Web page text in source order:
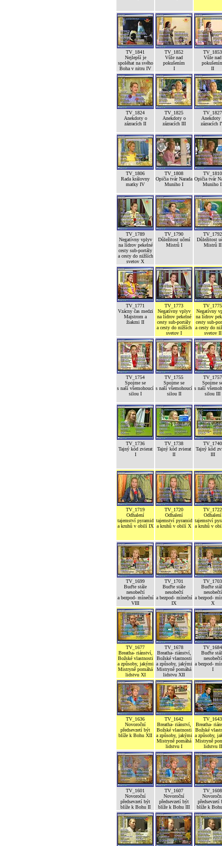
TV_1841
Nejlepší je
spoléhat na svého
Boha v nitru IV
TV_1852
Vůle nad
pokušením
I
TV_1853
Vůle nad
II
TV_1824
Anekdoty o
zázracích II
TV_1825
Anekdoty o
zázracích III
TV_1827
Anekdoty
zázracích
TV_1806
Rada královny
matky IV
TV_1808
Opičia tvár Narada
Muniho I
TV_1810
Opičia tvár
Muniho
TV_1789
Negatívny vplyv
na lídrov pekelné
cesty sub-portály
a cesty do nižších
svetov X
TV_1790
Důležitost učení
Mistrů I
TV_1792
Důležitost
Mistrů II
TV_1771
Vzácny čas medzi
Majstrom a
žiakmi II
TV_1773
Negatívny vplyv
na lídrov pekelné
cesty sub-portály
a cesty do nižších
svetov I
TV_1775
Negatívny
na lídrov
cesty sub-
a cesty do
svetov II
TV_1754
Spojme se
s naší všemohoucí
silou I
TV_1755
Spojme se
s naší všemohoucí
silou II
TV_1757
Spojme
s naší
silou III
TV_1736
Tajný kód zvierat
I
TV_1738
Tajný kód zvierat
II
TV_1740
Tajný kód
III
TV_1719
Odhalení
tajemství pyramid
a kruhů v obilí IX
TV_1720
Odhalení
tajemství pyramid
a kruhů v obilí X
TV_1722
Odhalení
tajemství
a kruhů v
TV_1699
Buďte stále
nesobečtí
a bezpod- míneční
VIII
TV_1701
Buďte stále
nesobečtí
a bezpod- míneční
IX
TV_1703
Buďte
nesobečtí
a bezpod-
X
TV_1677
Breatha- riánství,
Božské vlastnosti
a způsoby, jakými
Mistryně pomáhá
lidstvu XI
TV_1678
Breatha- riánství,
Božské vlastnosti
a způsoby, jakými
Mistryně pomáhá
lidstvu XII
TV_1684
Buďte
nesobečtí
a bezpod-
I
TV_1636
Novoroční
předsevzetí být
blíže k Bohu XII
TV_1642
Breatha- riánství,
Božské vlastnosti
a způsoby, jakými
Mistryně pomáhá
lidstvu I
TV_1643
Breatha-
Božské
a způsoby,
Mistryně
lidstvu II
TV_1601
Novoroční
předsevzetí být
blíže k Bohu II
TV_1607
Novoroční
předsevzetí být
blíže k Bohu III
TV_1608
předsevzetí
blíže k